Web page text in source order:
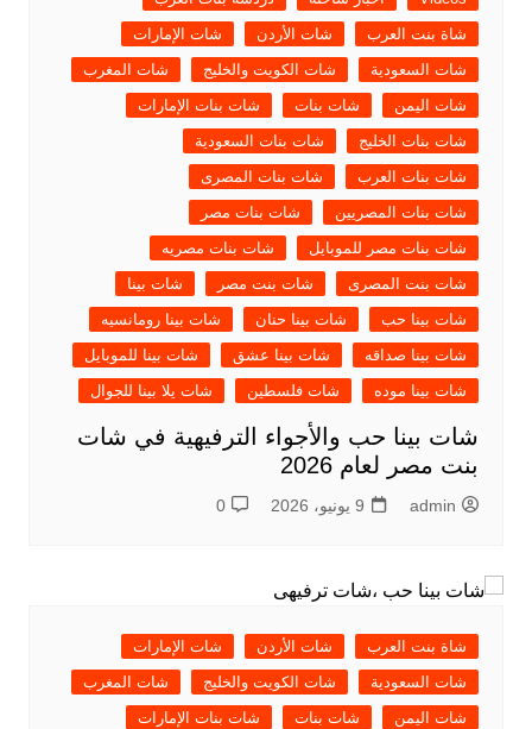
شاة بنت العرب
شات الأردن
شات الإمارات
شات السعودية
شات الكويت والخليج
شات المغرب
شات اليمن
شات بنات
شات بنات الإمارات
شات بنات الخليج
شات بنات السعودية
شات بنات العرب
شات بنات المصرى
شات بنات المصريين
شات بنات مصر
شات بنات مصر للموبايل
شات بنات مصريه
شات بنت المصرى
شات بنت مصر
شات بينا
شات بينا حب
شات بينا حنان
شات بينا رومانسيه
شات بينا صداقه
شات بينا عشق
شات بينا للموبايل
شات بينا موده
شات فلسطين شات يلا بينا للجوال
شات بينا حب والأجواء الترفيهية في شات
بنت مصر لعام 2026
admin 9 يونيو، 2026 0
شاة بنت العرب شات الأردن
شات الإمارات
شات السعودية
شات الكويت والخليج
شات المغرب
شات اليمن
شات بنات
شات بنات الإمارات